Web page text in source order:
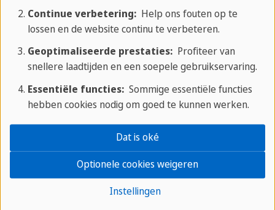
Tips om Spaans te leren met muziek
Gebruik songteksten
Zoek de lyrics op (bijv. via lyricstraining.com) en
luister actief mee. Schrijf woorden op die je niet
Zing mee, hoe vals ook
Zingen helpt je met uitspraak én intonatie. Geen
schaamte: je leert pas écht als je mond
Continue verbetering:Help ons fouten op te
lossen en de website continu te verbeteren.
Geoptimaliseerde prestaties:Profiteer van
snellere laadtijden en een soepele gebruikservaring.
Essentiële functies:Sommige essentiële functies
hebben cookies nodig om goed te kunnen werken.
Instellingen
Optionele cookies weigeren
Dat is oké